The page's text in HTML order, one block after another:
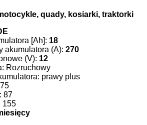
quady, kosiarki, traktorki
[Ah]: 18
akumulatora (A): 270
(V): 12
Rozruchowy
prawy plus
87
155